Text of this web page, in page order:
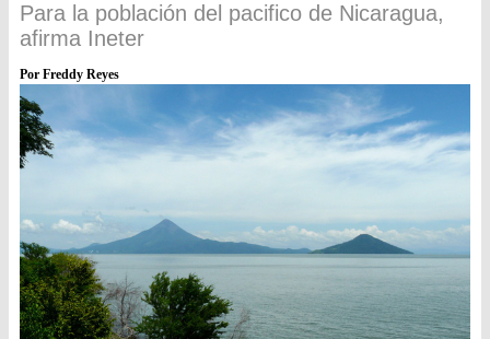
Para la población del pacifico de Nicaragua,
afirma Ineter
Por Freddy Reyes